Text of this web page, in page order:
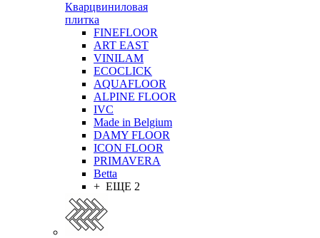
Кварцвиниловая
плитка
FINEFLOOR
ART EAST
VINILAM
ECOCLICK
AQUAFLOOR
ALPINE FLOOR
IVC
Made in Belgium
DAMY FLOOR
ICON FLOOR
PRIMAVERA
Betta
+ ЕЩЕ 2